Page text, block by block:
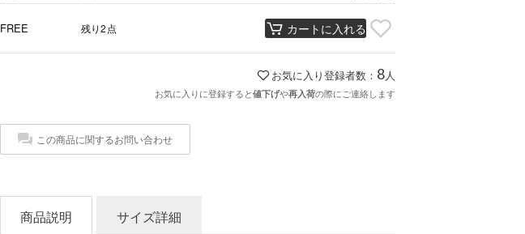
FREE 残り2点 カートに入れる
お気に入り登録者数： 8 人
お気に入りに登録すると値下げや再入荷の際にご連絡します
この商品に関するお問い合わせ
商品説明 サイズ詳細